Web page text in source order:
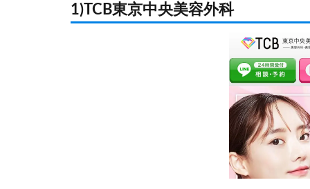
1)TCB東京中央美容外科